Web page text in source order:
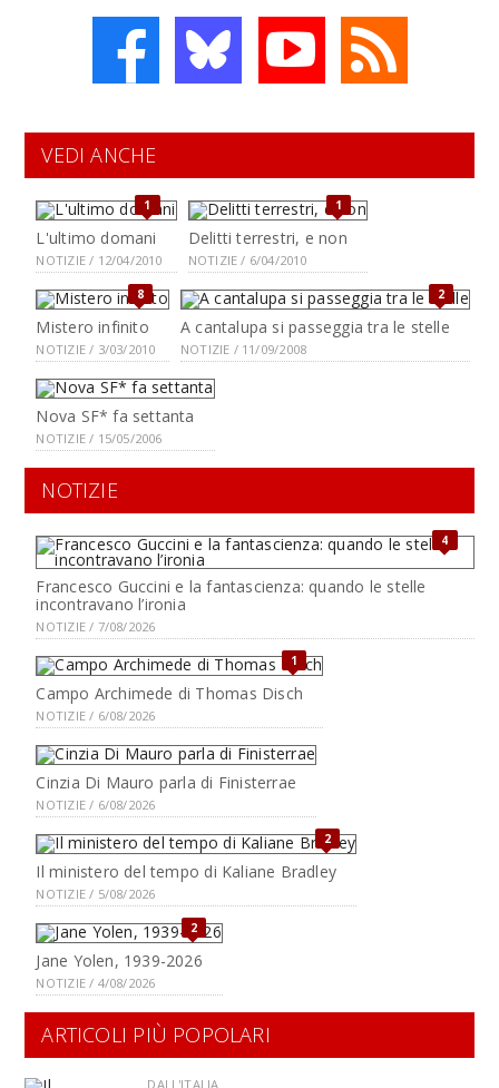
VEDI ANCHE
1
L'ultimo domani
NOTIZIE / 12/04/2010
1
Delitti terrestri, e non
NOTIZIE / 6/04/2010
8
Mistero infinito
NOTIZIE / 3/03/2010
2
A cantalupa si passeggia tra le stelle
NOTIZIE / 11/09/2008
Nova SF* fa settanta
NOTIZIE / 15/05/2006
NOTIZIE
4
Francesco Guccini e la fantascienza: quando le stelle
incontravano l’ironia
NOTIZIE / 7/08/2026
1
Campo Archimede di Thomas Disch
NOTIZIE / 6/08/2026
Cinzia Di Mauro parla di Finisterrae
NOTIZIE / 6/08/2026
2
Il ministero del tempo di Kaliane Bradley
NOTIZIE / 5/08/2026
2
Jane Yolen, 1939-2026
NOTIZIE / 4/08/2026
ARTICOLI PIÙ POPOLARI
DALL'ITALIA